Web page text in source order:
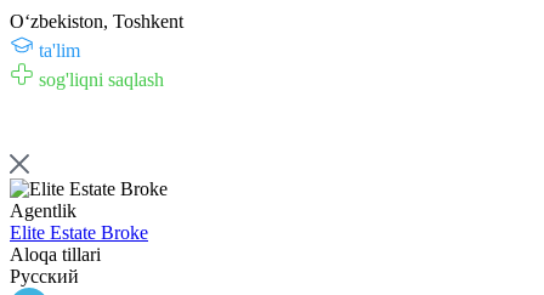
Oʻzbekiston, Toshkent
ta'lim
sog'liqni saqlash
Agentlik
Elite Estate Broke
Aloqa tillari
Русский